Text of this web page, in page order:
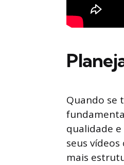
Quando se
qualidade
seus
mais